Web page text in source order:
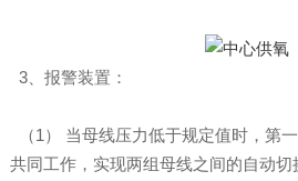
3、报警装置：
（1） 当母线压力低于规定值时，第
共同工作，实现两组母线之间的自动